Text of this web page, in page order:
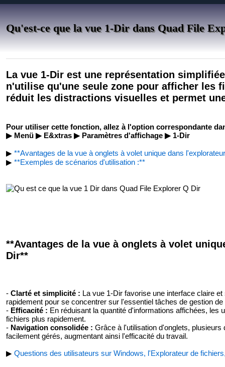
Qu'est-ce que la vue 1-Dir dans Quad File
La vue 1-Dir est une représentation
n'utilise qu'une seule zone pour afficher les
réduit les distractions visuelles et permet
Pour utiliser cette fonction, allez à l'option correspondante
▶ Menü ▶ E&xtras ▶ Paramètres d'affichage ▶ 1-Dir
▶ **Avantages de la vue à onglets à volet unique dans
▶ **Exemples de scénarios d'utilisation :**
**Avantages de la vue à onglets à volet
Dir**
- Clarté et simplicité : La vue 1-Dir favorise une interface claire
rapidement pour se concentrer sur l'essentiel tâches de gestion
- Efficacité : En réduisant la quantité d'informations affichées, les
fichiers plus rapidement.
- Navigation consolidée : Grâce à l'utilisation d'onglets,
facilement gérés, augmentant ainsi l'efficacité du travail.
▶ Questions des utilisateurs sur Windows, l'Explorateur de